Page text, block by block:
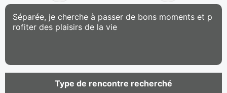
Séparée, je cherche à passer de bons moments et p
rofiter des plaisirs de la vie
Type de rencontre recherché